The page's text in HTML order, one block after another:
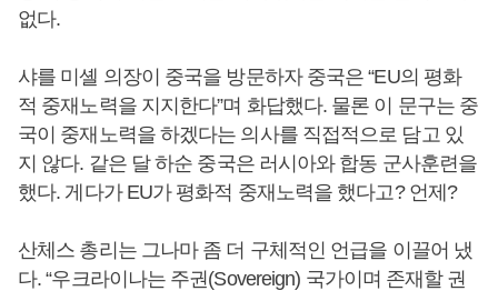
없다.
샤를 미셸 의장이 중국을 방문하자 중국은 “EU의 평화
적 중재노력을 지지한다”며 화답했다. 물론 이 문구는 중
국이 중재노력을 하겠다는 의사를 직접적으로 담고 있
지 않다. 같은 달 하순 중국은 러시아와 합동 군사훈련을
했다. 게다가 EU가 평화적 중재노력을 했다고? 언제?
산체스 총리는 그나마 좀 더 구체적인 언급을 이끌어 냈
다. “우크라이나는 주권(Sovereign) 국가이며 존재할 권